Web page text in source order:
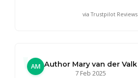
via Trustpilot Reviews
AM Author Mary van der Valk
7 Feb 2025